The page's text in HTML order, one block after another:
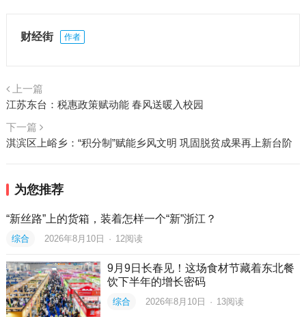
财经街 作者
上一篇
江苏东台：税惠政策赋动能 春风送暖入校园
下一篇
淇滨区上峪乡：“积分制”赋能乡风文明 巩固脱贫成果再上新台阶
为您推荐
“新丝路”上的货箱，装着怎样一个“新”浙江？
综合 2026年8月10日 · 12阅读
9月9日长春见！这场食材节藏着东北餐
饮下半年的增长密码
综合 2026年8月10日 · 13阅读